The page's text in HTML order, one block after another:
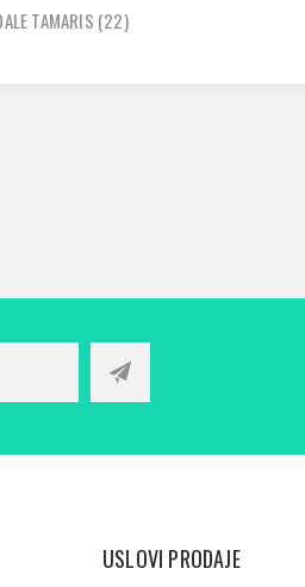
TAMARIS (22)
USLOVI PRODAJE